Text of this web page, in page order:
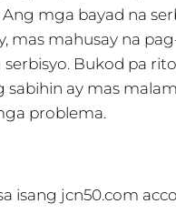
mga bayad na
mas mahusay na
Bukod pa
sabihin ay mas
problema.
isang jcn50.com